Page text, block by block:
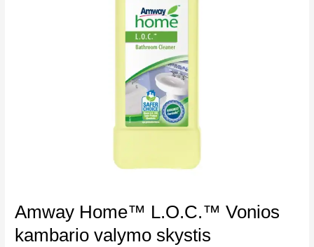
Amway Home™ L.O.C.™ Vonios
kambario valymo skystis